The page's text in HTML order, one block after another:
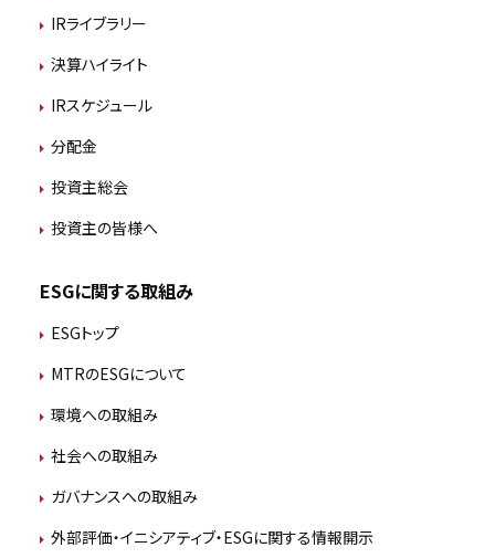
IRライブラリー
決算ハイライト
IRスケジュール
分配金
投資主総会
投資主の皆様へ
ESGに関する取組み
ESGトップ
MTRのESGについて
環境への取組み
社会への取組み
ガバナンスへの取組み
外部評価・イニシアティブ・ESGに関する情報開示